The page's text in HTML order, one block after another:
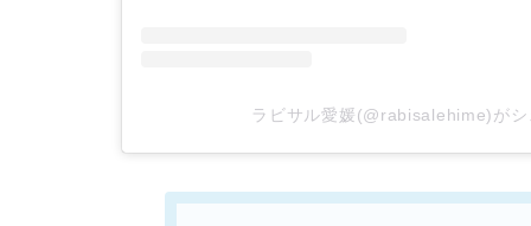
ラビサル愛媛(@rabisalehime)がシ